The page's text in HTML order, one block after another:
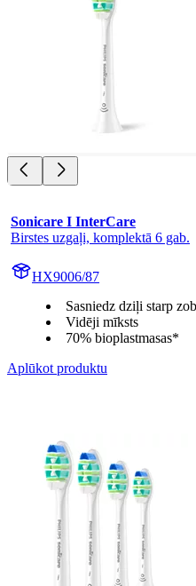
Sonicare I InterCare
Birstes uzgaļi, komplektā 6 gab.
HX9006/87
Sasniedz dziļi starp
Vidēji mīksts
70% bioplastmasas*
Aplūkot produktu